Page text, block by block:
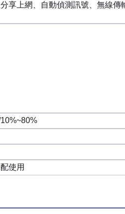
享上網、自動偵測訊號、無線
使用